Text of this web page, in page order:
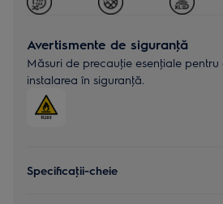
Avertismente de siguranţă
Măsuri de precauţie esenţiale pentru
instalarea în siguranţă.
Specificaţii-cheie